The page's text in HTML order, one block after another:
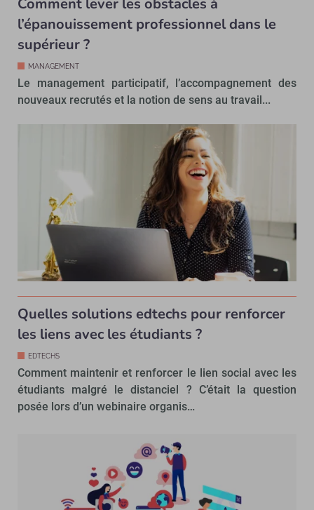
l’épanouissement professionnel dans le
supérieur ?
MANAGEMENT
Le management participatif, l’accompagnement des
nouveaux recrutés et la notion de sens au travail...
Quelles solutions edtechs pour renforcer
les liens avec les étudiants ?
EDTECHS
Comment maintenir et renforcer le lien social avec les
étudiants malgré le distanciel ? C’était la question
posée lors d’un webinaire organis…